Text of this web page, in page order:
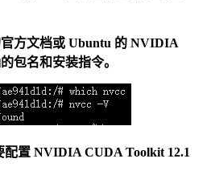
方文档或 Ubuntu 的 NVIDIA
包名和安装指令。
配置 NVIDIA CUDA Toolkit 12.1